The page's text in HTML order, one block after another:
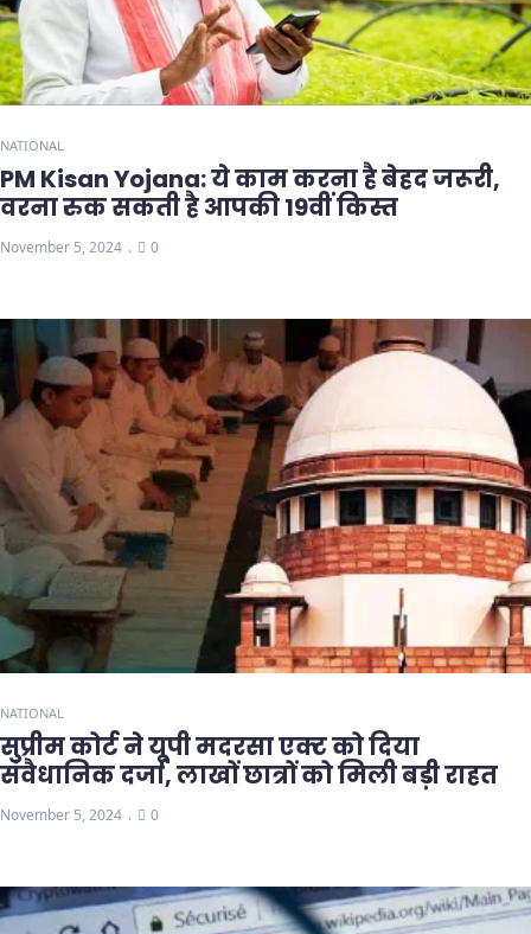
NATIONAL
PM Kisan Yojana: ये काम करना है बेहद जरूरी,
वरना रुक सकती है आपकी 19वीं किस्त
November 5, 2024 0
NATIONAL
सुप्रीम कोर्ट ने यूपी मदरसा एक्ट को दिया
संवैधानिक दर्जा, लाखों छात्रों को मिली बड़ी राहत
November 5, 2024 0